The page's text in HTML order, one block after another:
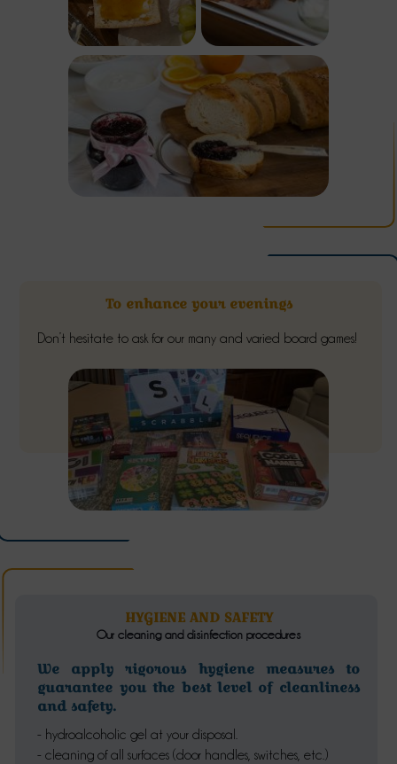
To enhance your evenings
Don’t hesitate to ask for our many and varied board games!
HYGIENE AND SAFETY
Our cleaning and disinfection procedures
We apply rigorous hygiene measures to
guarantee you the best level of cleanliness
and safety.
- hydroalcoholic gel at your disposal.
- cleaning of all surfaces (door handles, switches, etc.)